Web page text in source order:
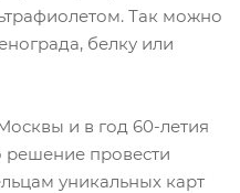
Так можно
белку или
и в год 60-летия
решение провести
уникальных карт